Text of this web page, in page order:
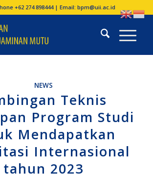
+62 274 898444 | Email:bpm@uii.ac.id
NEWS
Teknis
Program Studi
Mendapatkan
Internasional
tahun 2023